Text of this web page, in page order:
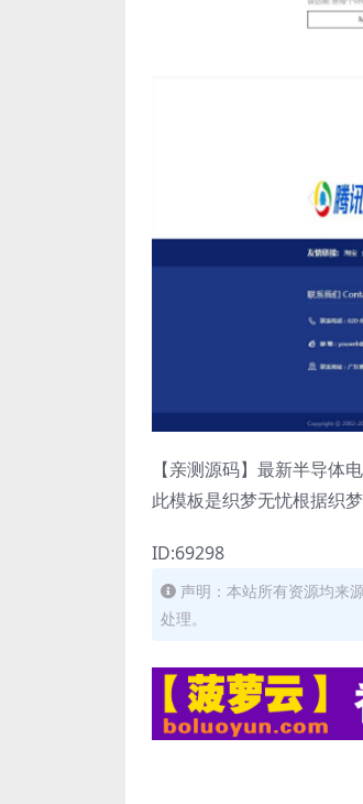
【亲测源码】最新半导体
此模板是织梦无忧根据织
ID:69298
声明：本站所有资源均来
处理。